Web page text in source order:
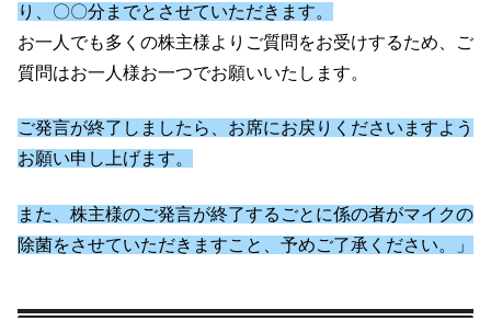
り、〇〇分までとさせていただきます。
お一人でも多くの株主様よりご質問をお受けするため、ご
質問はお一人様お一つでお願いいたします。
ご発言が終了しましたら、お席にお戻りくださいますよう
お願い申し上げます。
また、株主様のご発言が終了するごとに係の者がマイクの
除菌をさせていただきますこと、予めご了承ください。」